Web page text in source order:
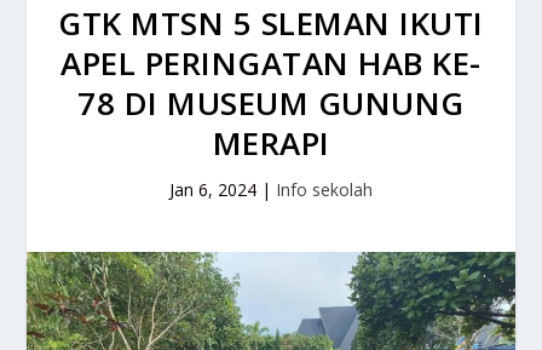
GTK MTSN 5 SLEMAN IKUTI
APEL PERINGATAN HAB KE-
78 DI MUSEUM GUNUNG
MERAPI
Jan 6, 2024 | Info sekolah